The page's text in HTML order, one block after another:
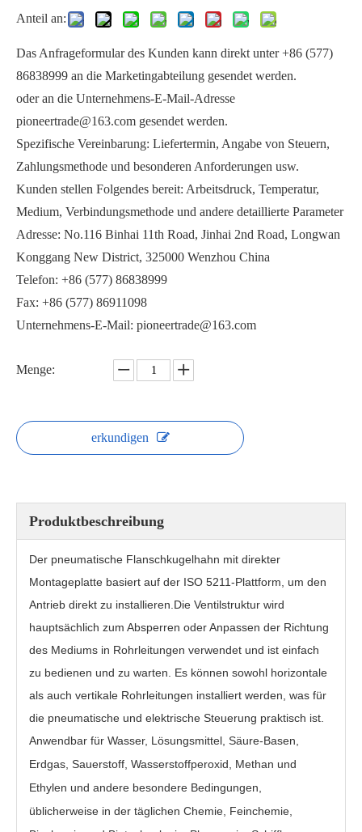
ANSI-Standard-Kugelhahn Q41F-150Lb DIN-Standard-Flanschkugelhahn-Wasseranlagen
Flanschkugelhahn mit ISO-Montagepad PQ41F-150Lb
3PC Flanschkugelhahn PQ41F-800Lb Flanschkugelhahn mit direkter Montageplatte PQ41F-16P
Anteil an:
Das Anfrageformular des Kunden kann direkt unter +86 (577)
86838999 an die Marketingabteilung gesendet werden.
oder an die Unternehmens-E-Mail-Adresse
pioneertrade@163.com gesendet werden.
Spezifische Vereinbarung: Liefertermin, Angabe von Steuern,
Zahlungsmethode und besonderen Anforderungen usw.
Kunden stellen Folgendes bereit: Arbeitsdruck, Temperatur,
Medium, Verbindungsmethode und andere detaillierte Parameter
Adresse: No.116 Binhai 11th Road, Jinhai 2nd Road, Longwan
Konggang New District, 325000 Wenzhou China
Telefon: +86 (577) 86838999
Fax: +86 (577) 86911098
Unternehmens-E-Mail: pioneertrade@163.com
Menge:
erkundigen
Produktbeschreibung
Der pneumatische Flanschkugelhahn mit direkter
Montageplatte basiert auf der ISO 5211-Plattform, um den
Antrieb direkt zu installieren.Die Ventilstruktur wird
hauptsächlich zum Absperren oder Anpassen der Richtung
des Mediums in Rohrleitungen verwendet und ist einfach
zu bedienen und zu warten. Es können sowohl horizontale
als auch vertikale Rohrleitungen installiert werden, was für
die pneumatische und elektrische Steuerung praktisch ist.
Anwendbar für Wasser, Lösungsmittel, Säure-Basen,
Erdgas, Sauerstoff, Wasserstoffperoxid, Methan und
Ethylen und andere besondere Bedingungen,
üblicherweise in der täglichen Chemie, Feinchemie,